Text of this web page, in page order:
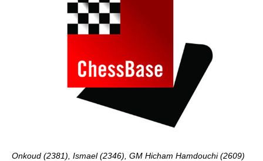
Onkoud (2381), Ismael (2346), GM Hicham Hamdouchi (2609)